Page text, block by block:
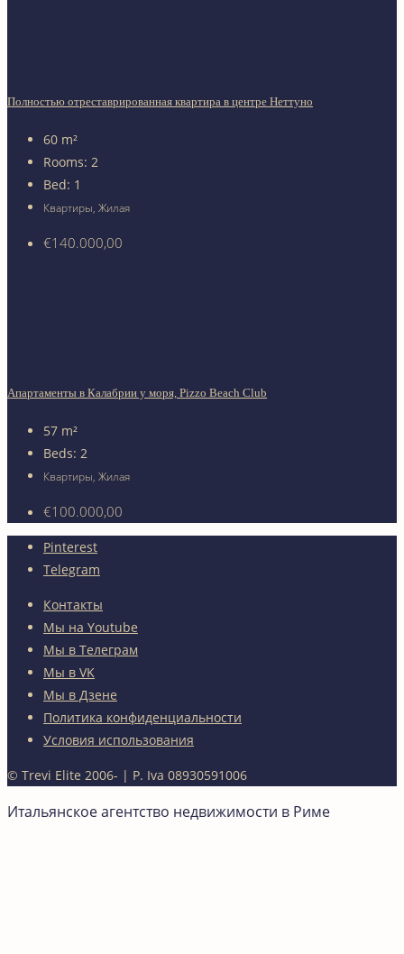
Полностью отреставрированная квартира в центре Неттуно
60 m²
Rooms: 2
Bed: 1
Квартиры, Жилая
€140.000,00
Апартаменты в Калабрии у моря, Pizzo Beach Club
57 m²
Beds: 2
Квартиры, Жилая
€100.000,00
Pinterest
Telegram
Контакты
Мы на Youtube
Мы в Телеграм
Мы в VK
Мы в Дзене
Политика конфиденциальности
Условия использования
© Trevi Elite 2006- | P. Iva 08930591006
Итальянское агентство недвижимости в Риме